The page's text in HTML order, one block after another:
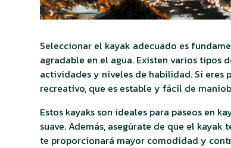
Seleccionar el kayak adecuado es
agradable en el agua. Existen varios tipos
actividades y niveles de habilidad. Si eres
recreativo, que es estable y fácil de
Estos kayaks son ideales para paseos en
suave. Además, asegúrate de que el
te proporcionará mayor comodidad y